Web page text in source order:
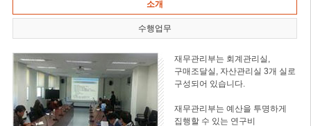
소개
수행업무
재무관리부는 회계관리실,
구매조달실, 자산관리실 3개 실로
구성되어 있습니다.
재무관리부는 예산을 투명하게
집행할 수 있는 연구비